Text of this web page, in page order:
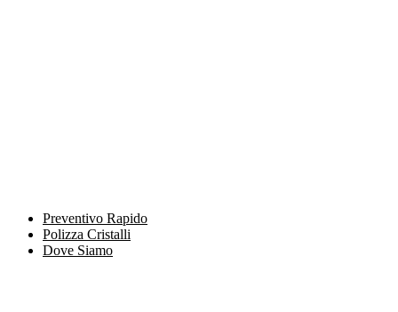
Preventivo Rapido
Polizza Cristalli
Dove Siamo